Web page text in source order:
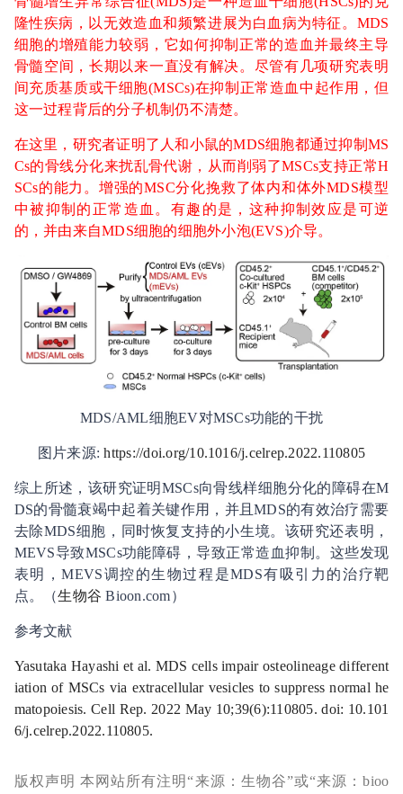
隆性疾病，以无效造血和频繁进展为白血病为特征。MDS
细胞的增殖能力较弱，它如何抑制正常的造血并最终主导
骨髓空间，长期以来一直没有解决。尽管有几项研究表明
间充质基质或干细胞(MSCs)在抑制正常造血中起作用，但
这一过程背后的分子机制仍不清楚。
在这里，研究者证明了人和小鼠的MDS细胞都通过抑制MS
Cs的骨线分化来扰乱骨代谢，从而削弱了MSCs支持正常H
SCs的能力。增强的MSC分化挽救了体内和体外MDS模型
中被抑制的正常造血。有趣的是，这种抑制效应是可逆
的，并由来自MDS细胞的细胞外小泡(EVS)介导。
MDS/AML细胞EV对MSCs功能的干扰
图片来源:https://doi.org/10.1016/j.celrep.2022.110805
综上所述，该研究证明MSCs向骨线样细胞分化的障碍在M
DS的骨髓衰竭中起着关键作用，并且MDS的有效治疗需要
去除MDS细胞，同时恢复支持的小生境。该研究还表明，
MEVS导致MSCs功能障碍，导致正常造血抑制。这些发现
表明，MEVS调控的生物过程是MDS有吸引力的治疗靶
点。（生物谷 Bioon.com）
参考文献
Yasutaka Hayashi et al. MDS cells impair osteolineage different
iation of MSCs via extracellular vesicles to suppress normal he
matopoiesis. Cell Rep. 2022 May 10;39(6):110805. doi: 10.101
6/j.celrep.2022.110805.
版权声明 本网站所有注明“来源：生物谷”或“来源：bioo